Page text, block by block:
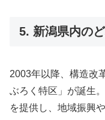
5. 新潟県内の
2003年以降、構造改
ぶろく特区」が誕生
を提供し、地域振興